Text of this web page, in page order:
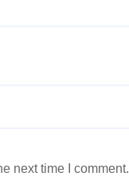
next time I comment.